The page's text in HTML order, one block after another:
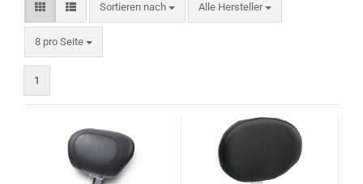
Sortieren nach Alle Hersteller
8 pro Seite
1